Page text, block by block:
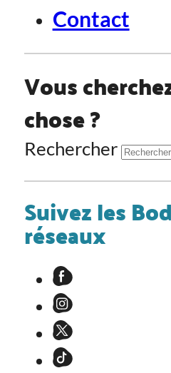
Contact
Vous
chose ?
Rechercher
Suivez les
réseaux